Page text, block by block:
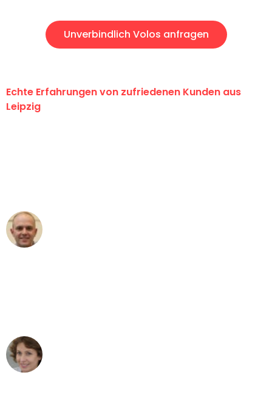
Unverbindlich Volos anfragen
Echte Erfahrungen von zufriedenen Kunden aus
Leipzig